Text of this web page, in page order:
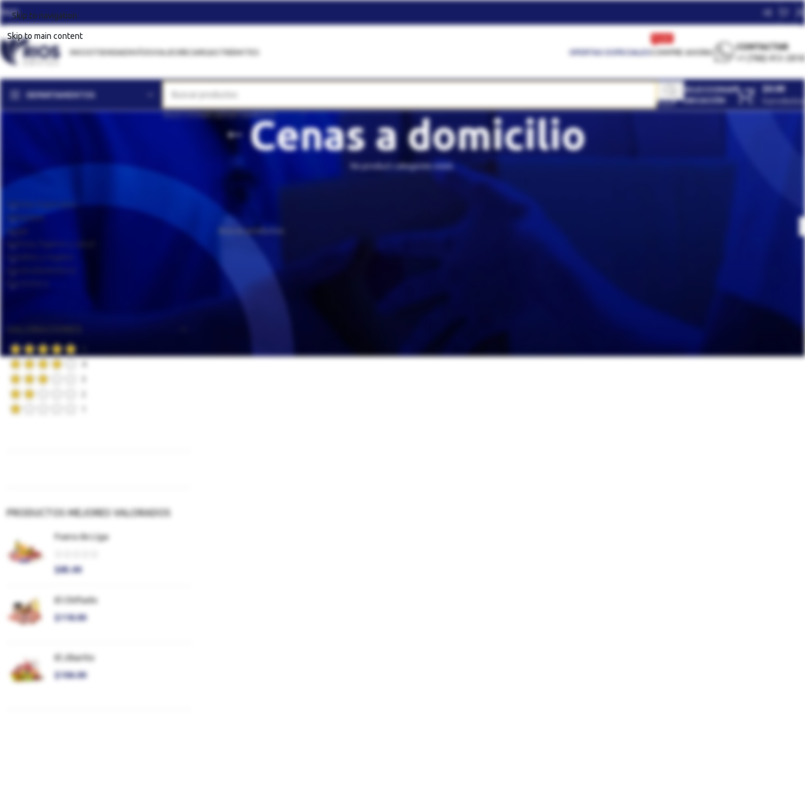
Skip to navigation
Skip to main content
FAQS
INICIO TIENDAENVÍOSVIAJESRECARGAS TRÁMITES OFERTAS ESPECIALES COMPRE AHORA
CONTACTAR
+1 (786) 413-2818
DEPARTAMENTOS
SELECCIONAR DEPARTAMENTO
SELECCIONAR
UBICACIÓN
$0.00
Cenas a domicilio
No product categories exist.
DEPARTAMENTOS
Alimentos
Hogar
PRODUCTOS MEJORES VALORADOS
Fuera de Liga
$85.00
El Chiflado
$118.00
El Jibarito
$106.00
Cenas y CelebracionesCenas a domicilio
No se han encontrado productos que coincidan con tu selección.